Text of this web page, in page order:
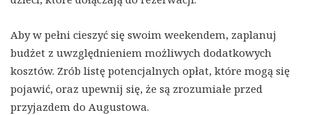
Aby w pełni cieszyć się swoim weekendem, zaplanuj
budżet z uwzględnieniem możliwych dodatkowych
kosztów. Zrób listę potencjalnych opłat, które mogą się
pojawić, oraz upewnij się, że są zrozumiałe przed
przyjazdem do Augustowa.